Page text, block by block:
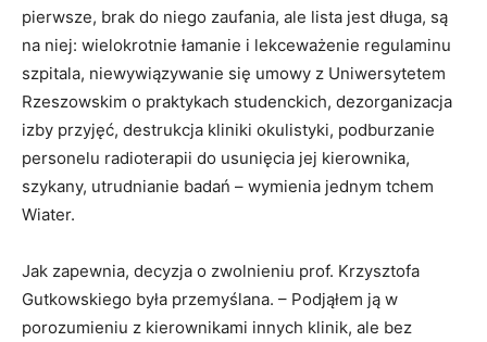
pierwsze, brak do niego zaufania, ale lista jest długa, są
na niej: wielokrotnie łamanie i lekceważenie regulaminu
szpitala, niewywiązywanie się umowy z Uniwersytetem
Rzeszowskim o praktykach studenckich, dezorganizacja
izby przyjęć, destrukcja kliniki okulistyki, podburzanie
personelu radioterapii do usunięcia jej kierownika,
szykany, utrudnianie badań – wymienia jednym tchem
Wiater.
Jak zapewnia, decyzja o zwolnieniu prof. Krzysztofa
Gutkowskiego była przemyślana. – Podjąłem ją w
porozumieniu z kierownikami innych klinik, ale bez